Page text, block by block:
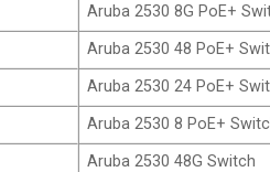
Aruba 2530 8G PoE+
Aruba 2530 48 PoE+
Aruba 2530 24 PoE+
Aruba 2530 8 PoE+
Aruba 2530 48G Switch